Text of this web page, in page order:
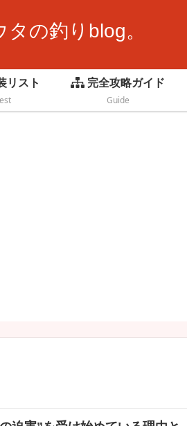
タの釣りblog。
リスト
完全攻略ガイド
Guide